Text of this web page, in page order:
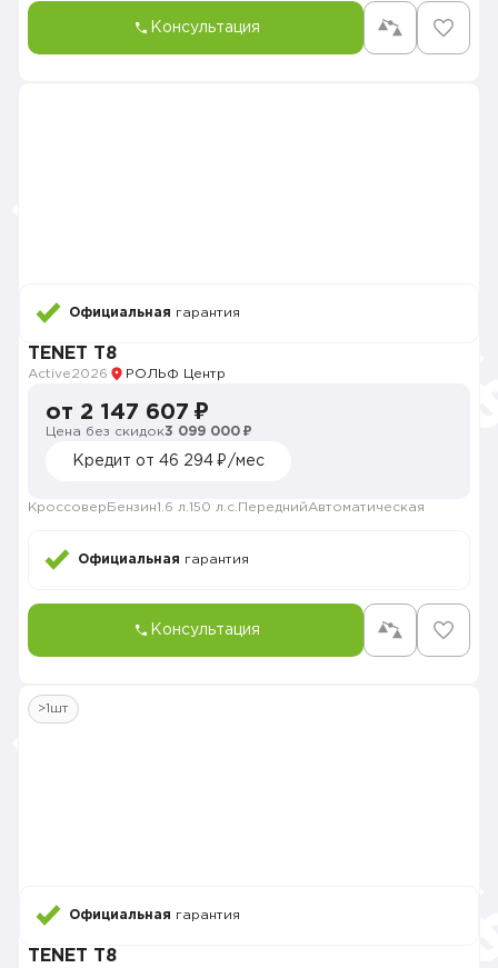
Консультация
Официальная гарантия
TENET T8
Active2026 РОЛЬФ Центр
от 2 147 607 ₽
Цена без скидок3 099 000 ₽
Кредит от 46 294 ₽/мес
Кроссовер Бензин1.6 л. 150 л.с. ПереднийАвтоматическая
Официальная гарантия
Консультация
>1шт
Официальная гарантия
TENET T8